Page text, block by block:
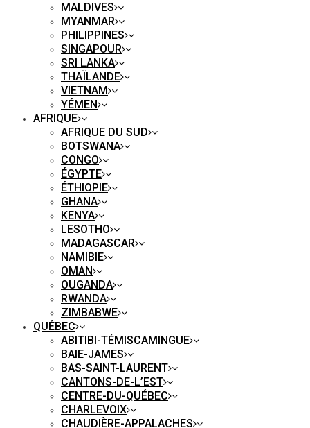
MALDIVES
MYANMAR
PHILIPPINES
SINGAPOUR
SRI LANKA
THAÏLANDE
VIETNAM
YÉMEN
AFRIQUE
AFRIQUE DU SUD
BOTSWANA
CONGO
ÉGYPTE
ÉTHIOPIE
GHANA
KENYA
LESOTHO
MADAGASCAR
NAMIBIE
OMAN
OUGANDA
RWANDA
ZIMBABWE
QUÉBEC
ABITIBI-TÉMISCAMINGUE
BAIE-JAMES
BAS-SAINT-LAURENT
CANTONS-DE-L’EST
CENTRE-DU-QUÉBEC
CHARLEVOIX
CHAUDIÈRE-APPALACHES